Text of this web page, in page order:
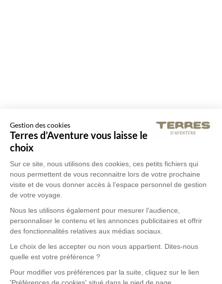
Gestion des cookies
Terres d’Aventure vous laisse le
choix
Sur ce site, nous utilisons des cookies, ces petits fichiers qui
nous permettent de vous reconnaitre lors de votre prochaine
visite et de vous donner accès à l’espace personnel de gestion
de votre voyage.
Nous les utilisons également pour mesurer l’audience,
personnaliser le contenu et les annonces publicitaires et offrir
des fonctionnalités relatives aux médias sociaux.
Le choix de les accepter ou non vous appartient. Dites-nous
quelle est votre préférence ?
Pour modifier vos préférences par la suite, cliquez sur le lien
'Préférences de cookies' situé dans le pied de page.